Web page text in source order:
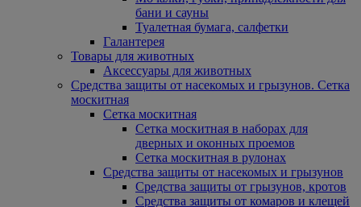
бани и сауны
Туалетная бумага, салфетки
Галантерея
Товары для животных
Аксессуары для животных
Средства защиты от насекомых и грызунов. Сетка
москитная
Сетка москитная
Сетка москитная в наборах для
дверных и оконных проемов
Сетка москитная в рулонах
Средства защиты от насекомых и грызунов
Средства защиты от грызунов, кротов
Средства защиты от комаров и клещей